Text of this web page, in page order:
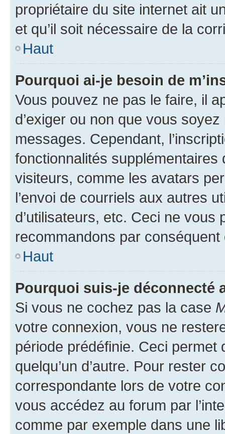
propriétaire du site internet ait
et qu’il soit nécessaire de la
Haut
Pourquoi ai-je besoin de
Vous pouvez ne pas le faire, il
d’exiger ou non que vous
messages. Cependant,
fonctionnalités
visiteurs, comme les avatars
l’envoi de courriels aux autres
d’utilisateurs, etc. Ceci ne vous
recommandons par conséquent
Haut
Pourquoi suis-je déconnecté
Si vous ne cochez pas la case
votre connexion, vous ne
période prédéfinie. Ceci permet
quelqu’un d’autre. Pour rester
correspondante lors de votre
vous accédez au forum par
comme par exemple dans une